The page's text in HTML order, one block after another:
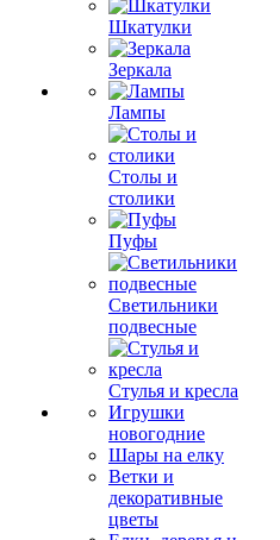
Шкатулки
Зеркала
Лампы
Столы и
столики
Пуфы
Светильники
подвесные
Стулья и кресла
Игрушки
новогодние
Шары на елку
Ветки и
декоративные
цветы